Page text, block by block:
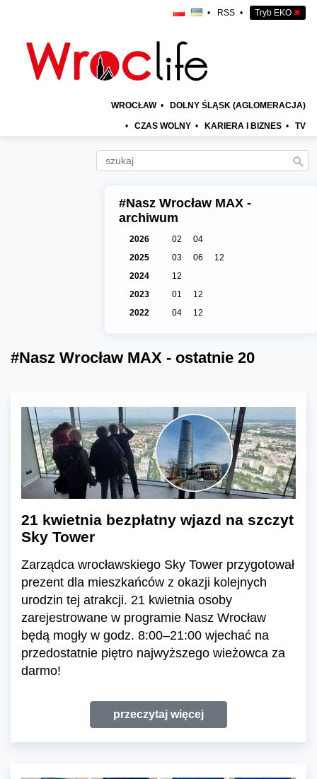
• RSS • Tryb EKO ✖
WROCŁAW • DOLNY ŚLĄSK (AGLOMERACJA)
• CZAS WOLNY • KARIERA I BIZNES • TV
#Nasz Wrocław MAX -
archiwum
2026 02
04
2025
03 06
12
2024
12
2023
01
12
2022
04 12
#Nasz Wrocław MAX - ostatnie 20
21 kwietnia bezpłatny wjazd na szczyt
Sky Tower
Zarządca wrocławskiego Sky Tower przygotował
prezent dla mieszkańców z okazji kolejnych
urodzin tej atrakcji. 21 kwietnia osoby
zarejestrowane w programie Nasz Wrocław
będą mogły w godz. 8:00–21:00 wjechać na
przedostatnie piętro najwyższego wieżowca za
darmo!
przeczytaj więcej